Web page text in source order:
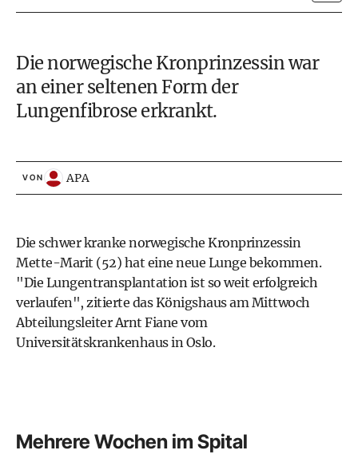
Die norwegische Kronprinzessin war
an einer seltenen Form der
Lungenfibrose erkrankt.
VON APA
Die schwer kranke norwegische Kronprinzessin
Mette-Marit (52) hat eine neue Lunge bekommen.
"Die Lungentransplantation ist so weit erfolgreich
verlaufen", zitierte das Königshaus am Mittwoch
Abteilungsleiter Arnt Fiane vom
Universitätskrankenhaus in Oslo.
Mehrere Wochen im Spital